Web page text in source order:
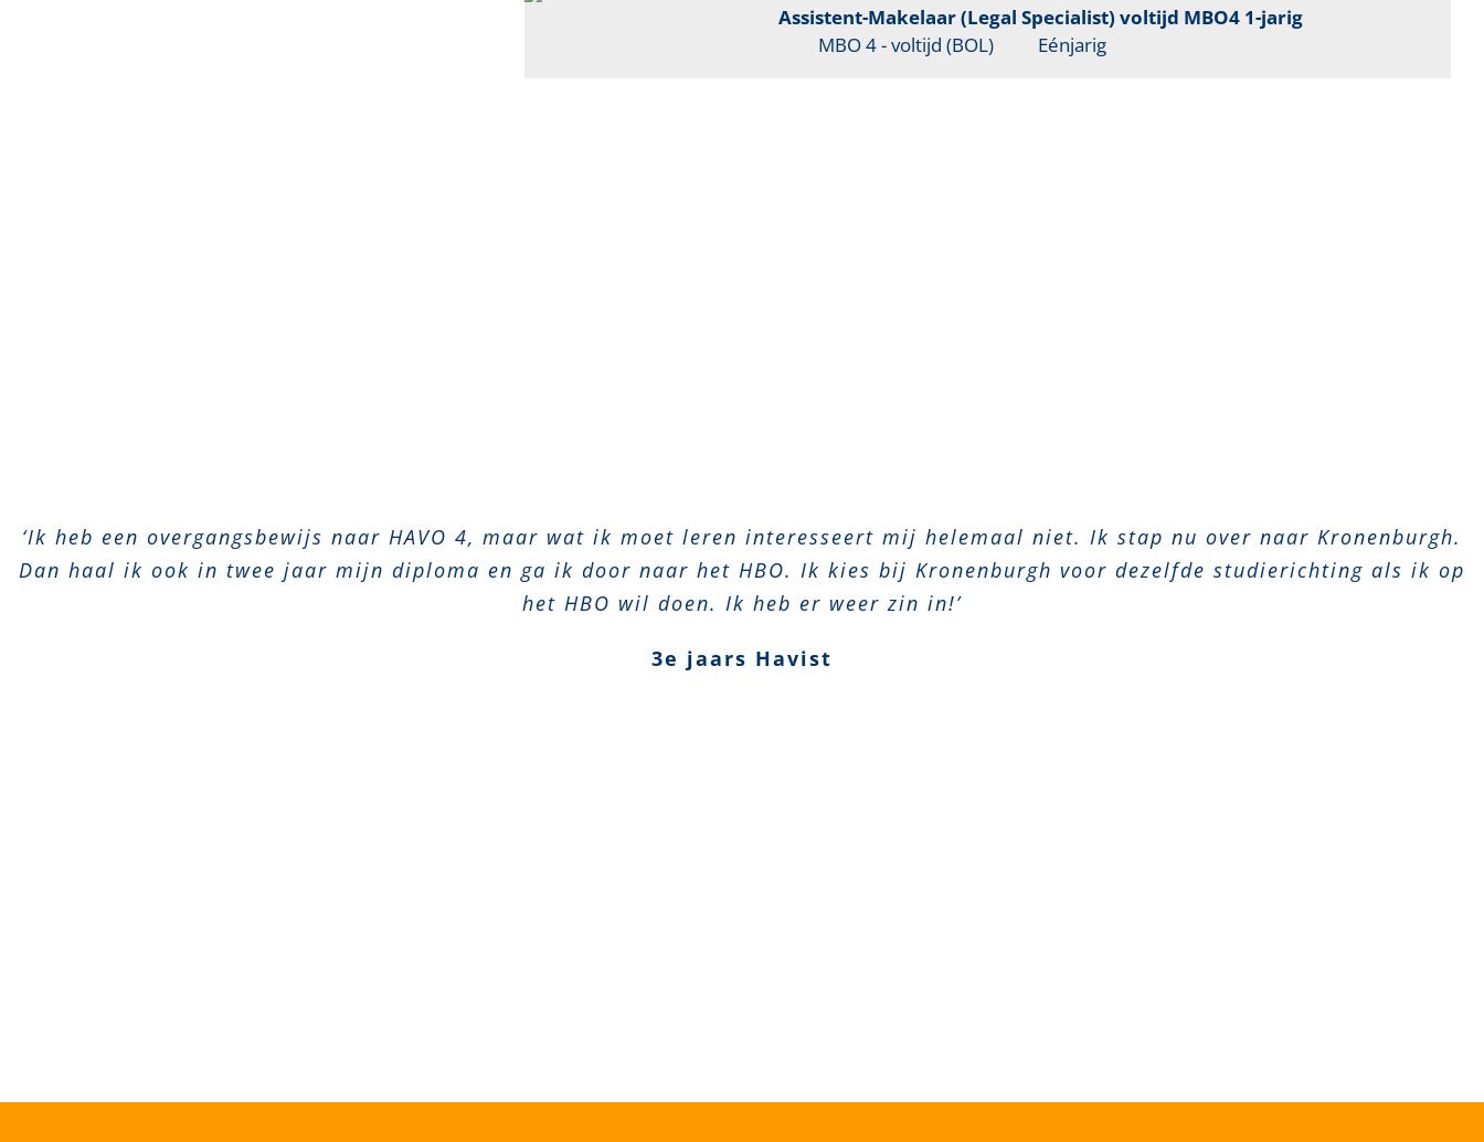
Assistent-Makelaar (Legal Specialist) voltijd MBO4 1-jarig
MBO 4 - voltijd (BOL)
Eénjarig
‘Ik heb een overgangsbewijs naar HAVO 4, maar wat ik moet leren interesseert mij helemaal niet. Ik stap nu over naar Kronenburgh.
Dan haal ik ook in twee jaar mijn diploma en ga ik door naar het HBO. Ik kies bij Kronenburgh voor dezelfde studierichting als ik op
het HBO wil doen. Ik heb er weer zin in!’
3e jaars Havist